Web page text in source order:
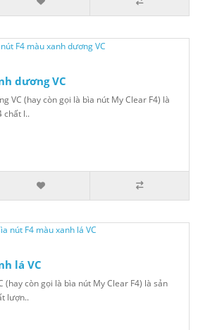
dương VC
VC (hay còn gọi là bìa nút My Clear F4) là
chất l..
lá VC
(hay còn gọi là bìa nút My Clear F4) là sản
lượn..